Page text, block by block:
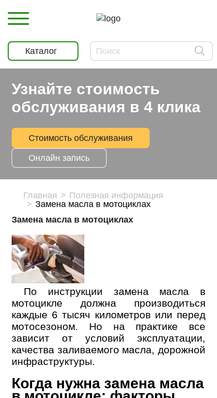
Каталог
Узнайте стоимость
обслуживания в 4 клика
Стоимость обслуживания
Онлайн запись
Главная
Полезная информация
Замена масла в мотоциклах
Замена масла в мотоциклах
По инструкции замена масла в
мотоцикле должна производиться
каждые 6 тысяч километров или перед
мотосезоном. Но на практике все
зависит от условий эксплуатации,
качества заливаемого масла, дорожной
инфраструктуры.
Когда нужна замена масла